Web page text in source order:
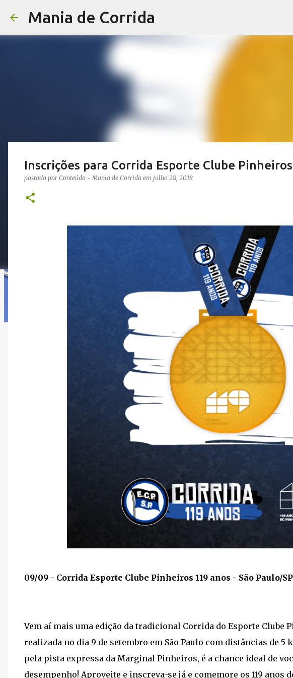
Mania de Corrida
Inscrições para Corrida Esporte Clube
postado por Conteúdo - Mania de Corrida em julho 28, 2018
09/09 - Corrida Esporte Clube Pinheiros 119 anos - São Paulo/SP
Vem aí mais uma edição da tradicional Corrida do Esporte Clube
realizada no dia 9 de setembro em São Paulo com distâncias de 5
pela pista expressa da Marginal Pinheiros, é a chance ideal de
desempenho! Aproveite e inscreva-se já e comemore os 119 anos